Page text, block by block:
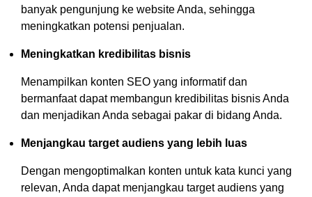
banyak pengunjung ke website Anda, sehingga
meningkatkan potensi penjualan.
Meningkatkan kredibilitas bisnis
Menampilkan konten SEO yang informatif dan
bermanfaat dapat membangun kredibilitas bisnis Anda
dan menjadikan Anda sebagai pakar di bidang Anda.
Menjangkau target audiens yang lebih luas
Dengan mengoptimalkan konten untuk kata kunci yang
relevan, Anda dapat menjangkau target audiens yang